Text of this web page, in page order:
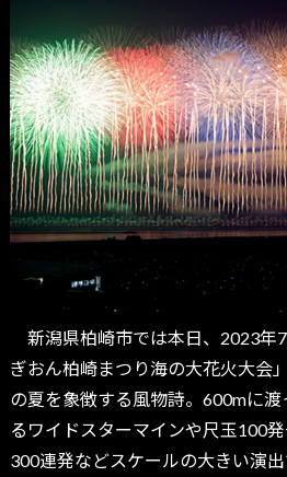
新潟県柏崎市では本日、2023年
ぎおん柏崎まつり海の大花火大会
の夏を象徴する風物詩。600mに
るワイドスターマインや尺玉100
300連発などスケールの大きい演